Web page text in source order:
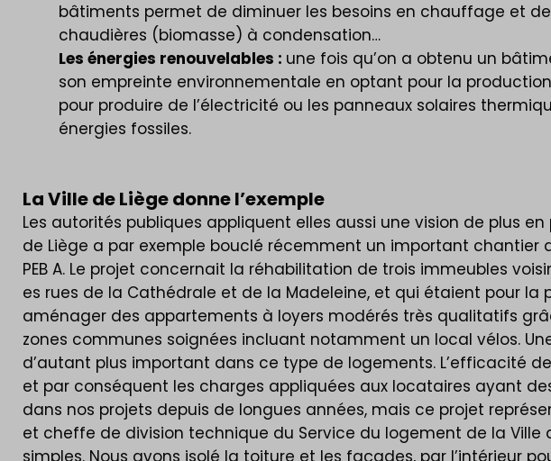
bâtiments permet de diminuer les besoins en chauffage et
chaudières (biomasse) à condensation…
Les énergies renouvelables : une fois qu’on a obtenu un
son empreinte environnementale en optant pour la
pour produire de l’électricité ou les panneaux solaires
énergies fossiles.
La Ville de Liège donne l’exemple
Les autorités publiques appliquent elles aussi une vision de plus
de Liège a par exemple bouclé récemment un important
PEB A. Le projet concernait la réhabilitation de trois immeubles
es rues de la Cathédrale et de la Madeleine, et qui étaient pour
aménager des appartements à loyers modérés très qualitatifs
zones communes soignées incluant notamment un local vélos.
d’autant plus important dans ce type de logements. L’efficacité
et par conséquent les charges appliquées aux locataires ayant
dans nos projets depuis de longues années, mais ce projet
et cheffe de division technique du Service du logement de la Ville
simples. Nous avons isolé la toiture et les façades, par l’intérieur